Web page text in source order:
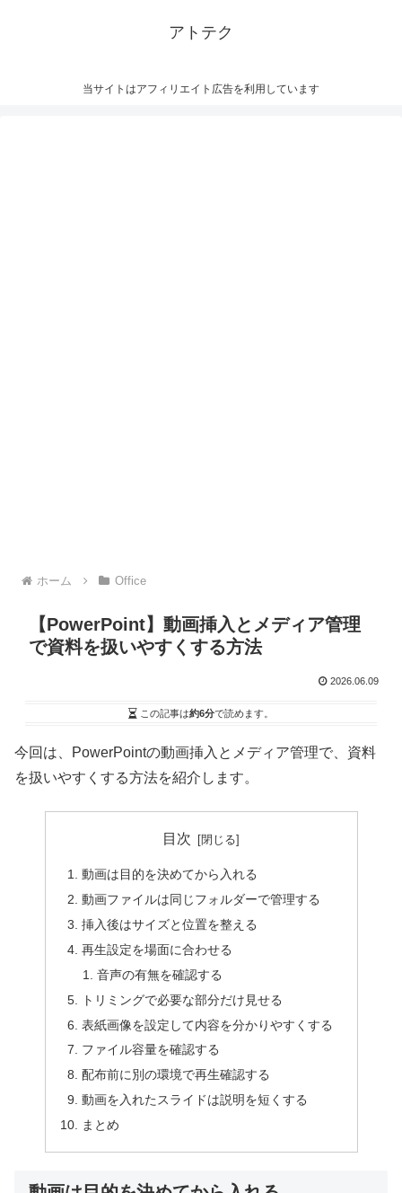
アトテク
当サイトはアフィリエイト広告を利用しています
ホーム Office
【PowerPoint】動画挿入とメディア管理
で資料を扱いやすくする方法
2026.06.09
この記事は約6分で読めます。
今回は、PowerPointの動画挿入とメディア管理で、資料
を扱いやすくする方法を紹介します。
目次
動画は目的を決めてから入れる
動画ファイルは同じフォルダーで管理する
挿入後はサイズと位置を整える
再生設定を場面に合わせる
音声の有無を確認する
トリミングで必要な部分だけ見せる
表紙画像を設定して内容を分かりやすくする
ファイル容量を確認する
配布前に別の環境で再生確認する
動画を入れたスライドは説明を短くする
まとめ